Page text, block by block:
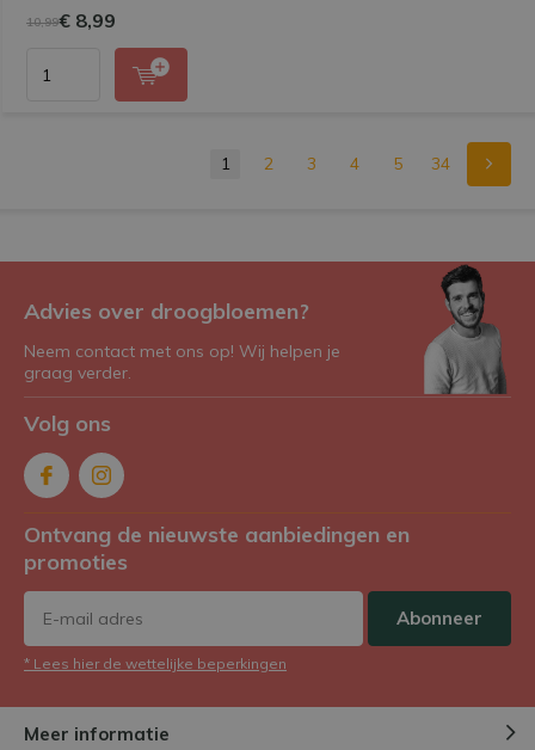
10,99€ 8,99
1 2 3 4 5 34
Advies over droogbloemen?
Neem contact met ons op! Wij helpen je
graag verder.
Volg ons
Ontvang de nieuwste aanbiedingen en
promoties
Abonneer
* Lees hier de wettelijke beperkingen
Meer informatie